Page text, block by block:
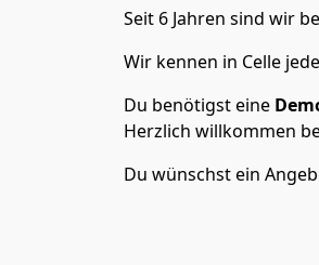
Seit 6 Jahren sind wir
Wir kennen in Celle
Du benötigst eine
Herzlich willkommen
Du wünschst ein